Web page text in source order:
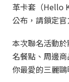
革卡套（Hello
公布，請鎖定官
本次聯名活動
名餐點、周邊
你最愛的三麗鷗